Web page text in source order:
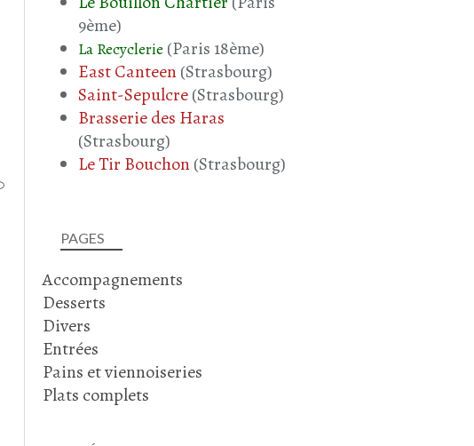
SOUPES - VELOUTÉS ET GASPACHO
HARICOTS BLANCS
PAGES
Accompagnements
Desserts
Divers
Entrées
Pains et viennoiseries
Plats complets
9ème)
La Recyclerie (Paris 18ème)
East Canteen(Strasbourg)
Saint-Sepulcre(Strasbourg)
Brasserie des Haras
(Strasbourg)
Le Tir Bouchon(Strasbourg)